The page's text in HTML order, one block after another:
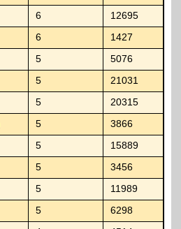
6 12695
6 1427
5 5076
5 21031
5 20315
5 3866
5 15889
5 3456
5 11989
5 6298